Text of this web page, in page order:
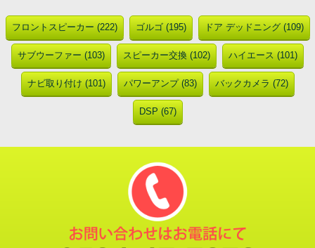
フロントスピーカー (222) ゴルゴ (195) ドア デッドニング (109)
サブウーファー (103) スピーカー交換 (102) ハイエース (101)
ナビ取り付け (101) パワーアンプ (83) バックカメラ (72)
DSP (67)